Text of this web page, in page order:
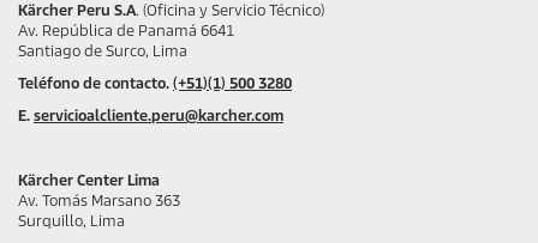
Kärcher Peru S.A. (Oficina y Servicio Técnico)
Av. República de Panamá 6641
Santiago de Surco, Lima
Teléfono de contacto. (+51)(1) 500 3280
E. servicioalcliente.peru@karcher.com
Kärcher Center Lima
Av. Tomás Marsano 363
Surquillo, Lima